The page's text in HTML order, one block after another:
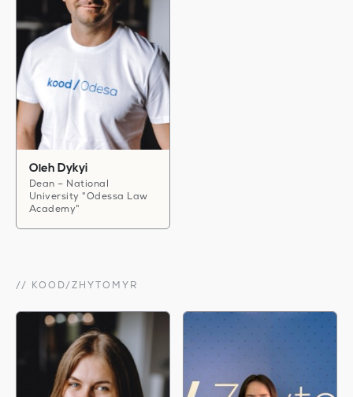
Oleh Dykyi
Dean – National
University "Odessa Law
Academy"
// KOOD/ZHYTOMYR